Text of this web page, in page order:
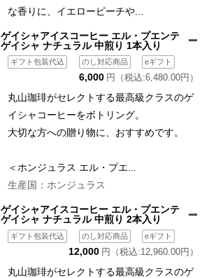
な香りに、イエローピーチや...
ゲイシャアイスコーヒー エル・プエンテ
ゲイシャ ナチュラル 中煎り 1本入り
ギフト包装代込 のし対応商品 eギフト
6,000 円（税込:6,480.00円）
丸山珈琲がセレクトする最高級クラスのゲ
イシャコーヒーをボトリング。
大切な方への贈り物に、おすすめです。
＜ホンジュラス エル・プエ...
生産国：ホンジュラス
ゲイシャアイスコーヒー エル・プエンテ
ゲイシャ ナチュラル 中煎り 2本入り
ギフト包装代込 のし対応商品 eギフト
12,000 円（税込:12,960.00円）
丸山珈琲がセレクトする最高級クラスのゲ